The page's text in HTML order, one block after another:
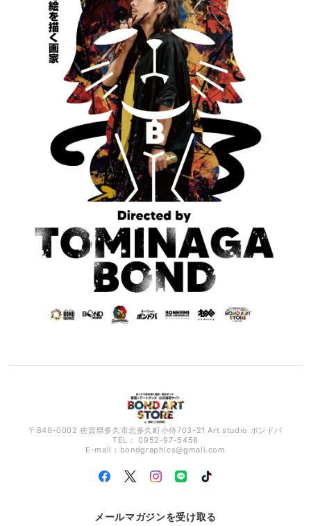
〒846-0002 佐賀県多久市北多久町小侍703-21 Art studio ボンドバ
TEL： 0952-97-5458
E-mail： bondgraphics@gmail.com
メールマガジンを受け取る